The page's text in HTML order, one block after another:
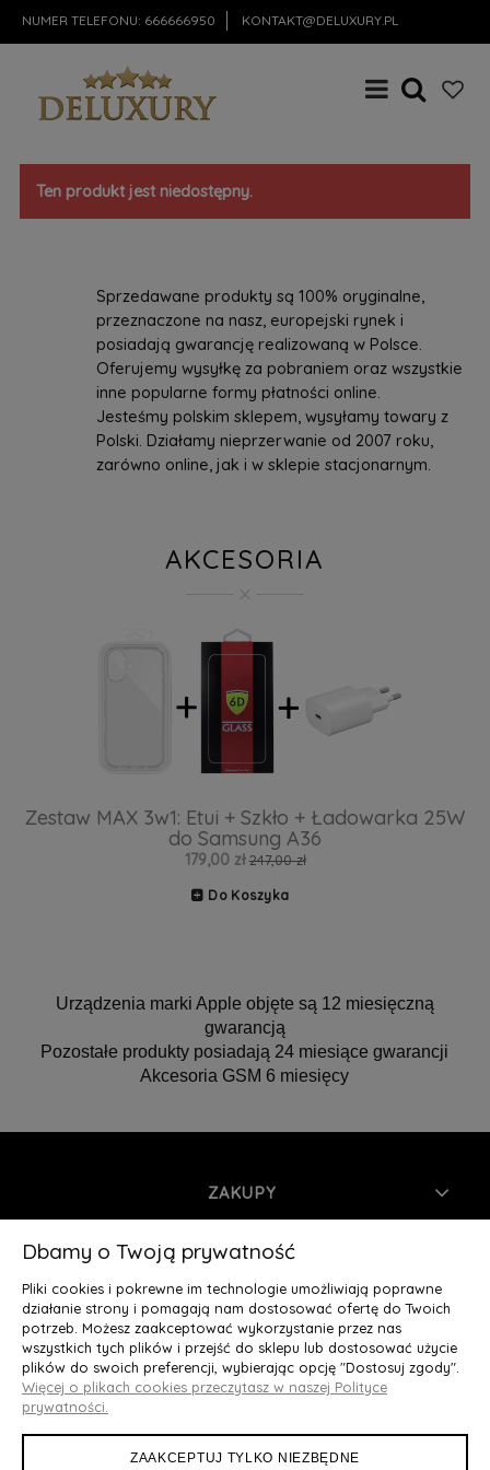
NUMER TELEFONU: 666666950 KONTAKT@DELUXURY.PL
Ten produkt jest niedostępny.
Sprzedawane produkty są 100% oryginalne,
przeznaczone na nasz, europejski rynek i
posiadają gwarancję realizowaną w Polsce.
Oferujemy wysyłkę za pobraniem oraz wszystkie
inne popularne formy płatności online.
Jesteśmy polskim sklepem, wysyłamy towary z
Polski. Działamy nieprzerwanie od 2007 roku,
zarówno online, jak i w sklepie stacjonarnym.
AKCESORIA
Zestaw MAX 3w1: Etui + Szkło + Ładowarka 25W
do Samsung A36
179,00 zł 247,00 zł
Do Koszyka
Urządzenia marki Apple objęte są 12 miesięczną
gwarancją
Pozostałe produkty posiadają 24 miesiące gwarancji
Akcesoria GSM 6 miesięcy
ZAKUPY
INFORMACJE
MOJE KONTO
O NAS
Deluxury.pl
Dbamy o Twoją prywatność
Pliki cookies i pokrewne im technologie umożliwiają poprawne
działanie strony i pomagają nam dostosować ofertę do Twoich
potrzeb. Możesz zaakceptować wykorzystanie przez nas
wszystkich tych plików i przejść do sklepu lub dostosować użycie
plików do swoich preferencji, wybierając opcję "Dostosuj zgody".
Więcej o plikach cookies przeczytasz w naszej Polityce
prywatności.
ZAAKCEPTUJ TYLKO NIEZBĘDNE